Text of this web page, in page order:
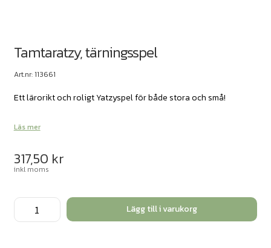
Tamtaratzy, tärningsspel
Art.nr: 113661
Ett lärorikt och roligt Yatzyspel för både stora och små!
Läs mer
317,50 kr
inkl moms
Tamtaratzy,
tärningsspel
Lägg till i varukorg